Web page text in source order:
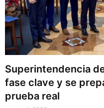
Superintendencia
fase clave y se
prueba real